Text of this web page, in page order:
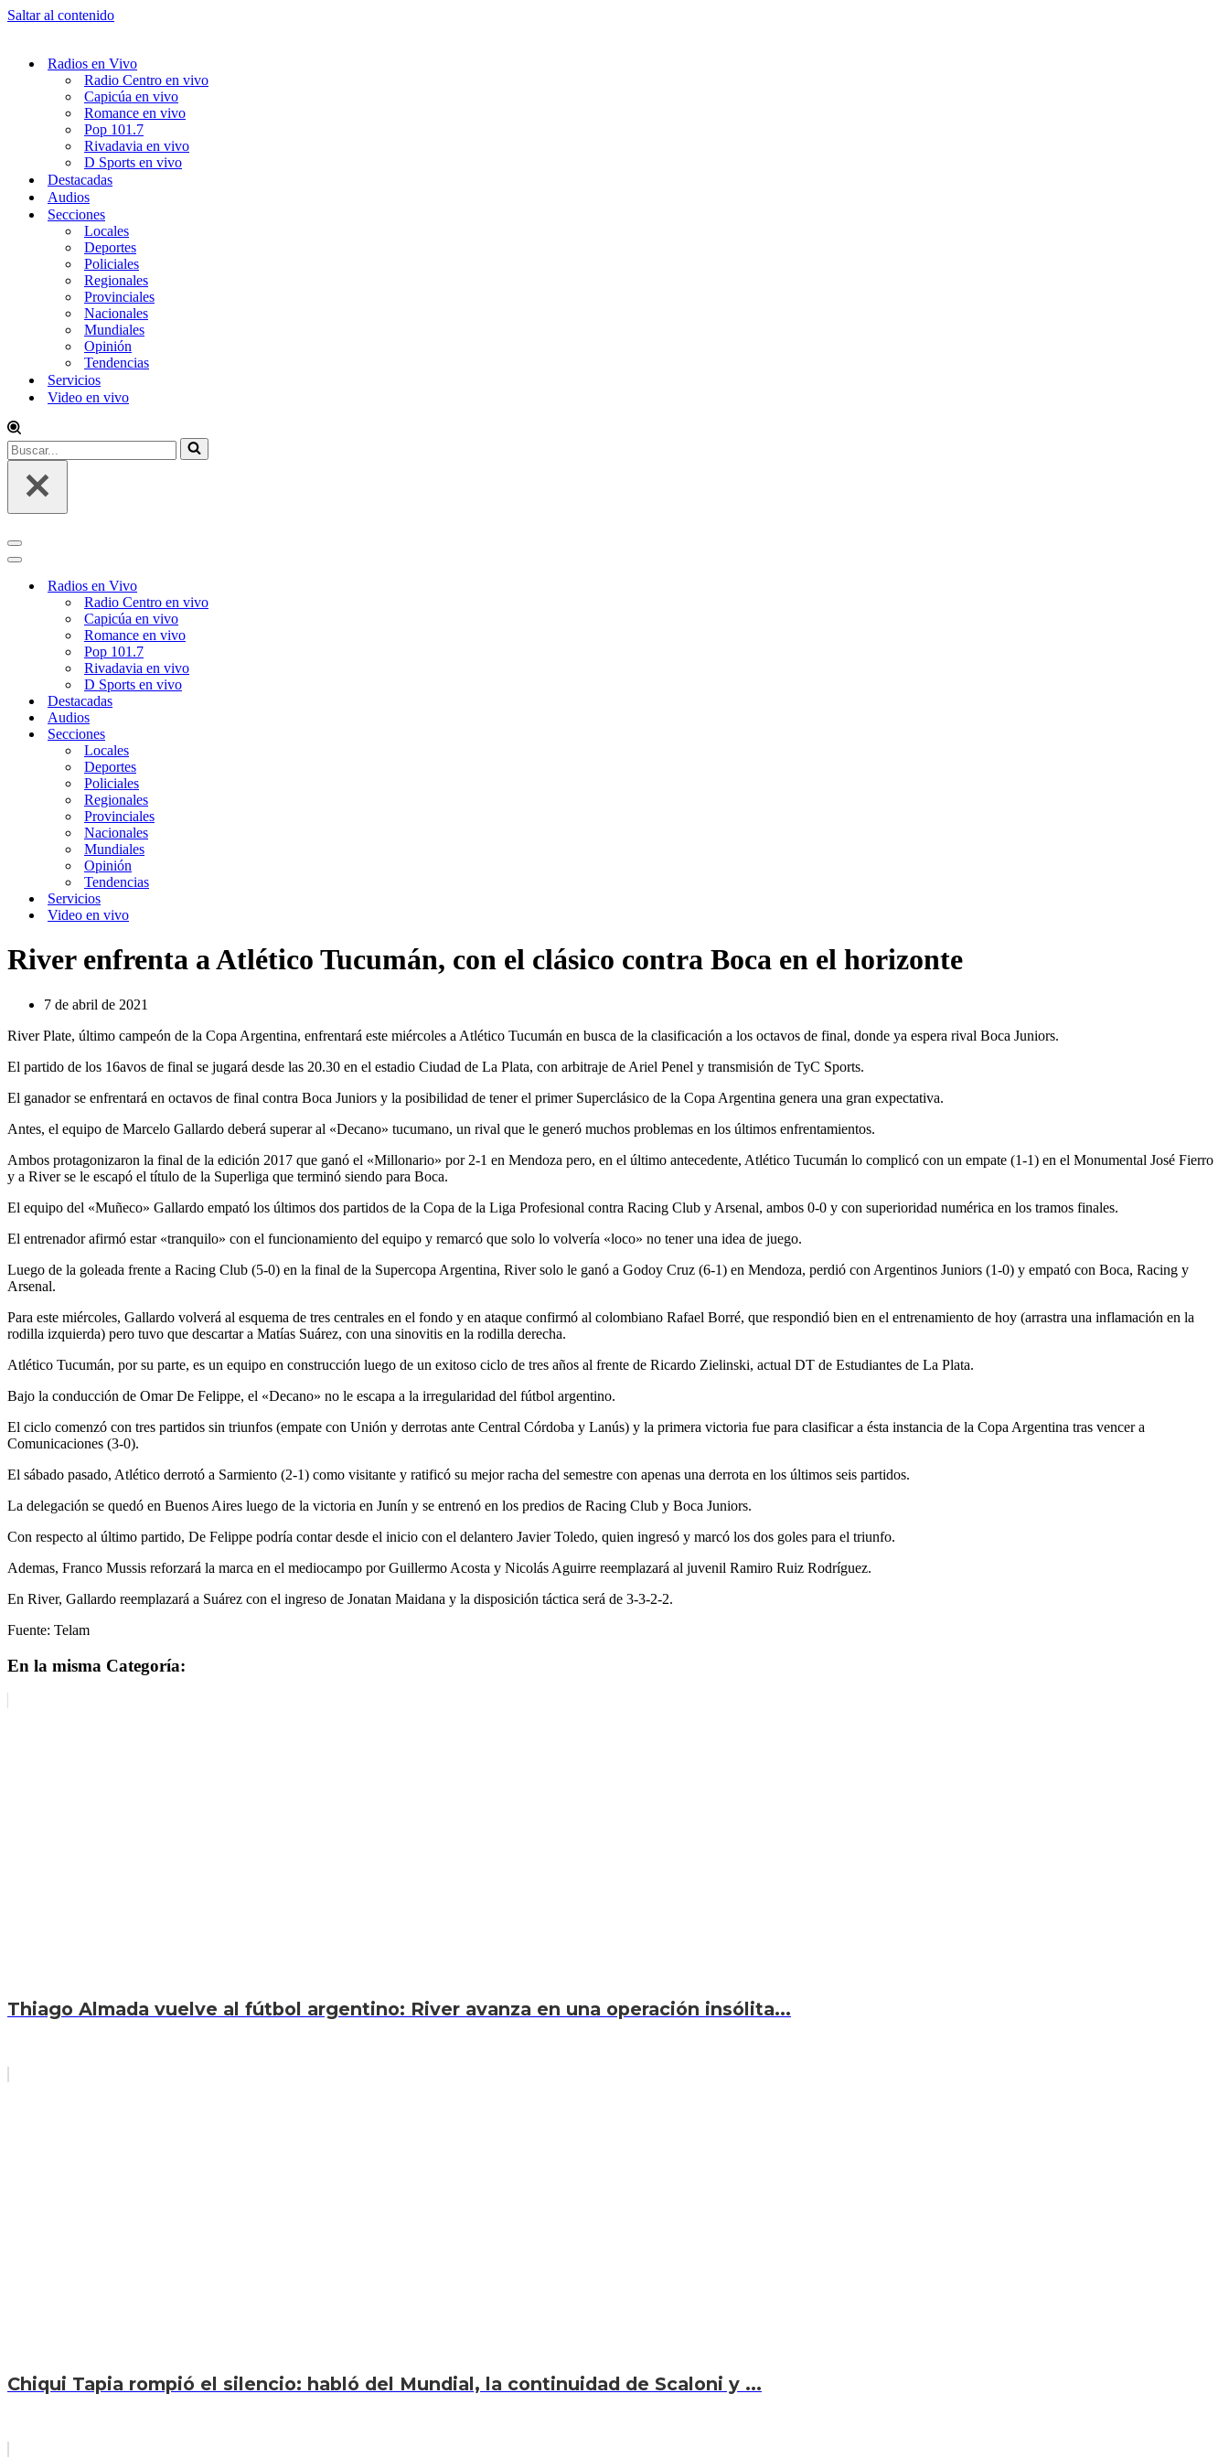
Saltar al contenido
Radios en Vivo
Radio Centro en vivo
Capicúa en vivo
Romance en vivo
Pop 101.7
Rivadavia en vivo
D Sports en vivo
Destacadas
Audios
Secciones
Locales
Deportes
Policiales
Regionales
Provinciales
Nacionales
Mundiales
Opinión
Tendencias
Servicios
Video en vivo
Buscar...
Menú
de
Menú
navegaciónRadios en Vivo
Radio Centro en vivo
Capicúa en vivo
Romance en vivo
Pop 101.7
Rivadavia en vivo
D Sports en vivo
Destacadas
Audios
Secciones
Locales
Deportes
Policiales
Regionales
Provinciales
Nacionales
Mundiales
Opinión
Tendencias
Servicios
Video en vivo
River enfrenta a Atlético Tucumán, con el clásico contra Boca en el horizonte
7 de abril de 2021
River Plate, último campeón de la Copa Argentina, enfrentará este miércoles a Atlético Tucumán en busca de la clasificación a los octavos de final, donde ya espera rival Boca Juniors.
El partido de los 16avos de final se jugará desde las 20.30 en el estadio Ciudad de La Plata, con arbitraje de Ariel Penel y transmisión de TyC Sports.
El ganador se enfrentará en octavos de final contra Boca Juniors y la posibilidad de tener el primer Superclásico de la Copa Argentina genera una gran expectativa.
Antes, el equipo de Marcelo Gallardo deberá superar al «Decano» tucumano, un rival que le generó muchos problemas en los últimos enfrentamientos.
Ambos protagonizaron la final de la edición 2017 que ganó el «Millonario» por 2-1 en Mendoza pero, en el último antecedente, Atlético Tucumán lo complicó con un empate (1-1) en el Monumental José Fierro
y a River se le escapó el título de la Superliga que terminó siendo para Boca.
El equipo del «Muñeco» Gallardo empató los últimos dos partidos de la Copa de la Liga Profesional contra Racing Club y Arsenal, ambos 0-0 y con superioridad numérica en los tramos finales.
El entrenador afirmó estar «tranquilo» con el funcionamiento del equipo y remarcó que solo lo volvería «loco» no tener una idea de juego.
Luego de la goleada frente a Racing Club (5-0) en la final de la Supercopa Argentina, River solo le ganó a Godoy Cruz (6-1) en Mendoza, perdió con Argentinos Juniors (1-0) y empató con Boca, Racing y
Arsenal.
Para este miércoles, Gallardo volverá al esquema de tres centrales en el fondo y en ataque confirmó al colombiano Rafael Borré, que respondió bien en el entrenamiento de hoy (arrastra una inflamación en la
rodilla izquierda) pero tuvo que descartar a Matías Suárez, con una sinovitis en la rodilla derecha.
Atlético Tucumán, por su parte, es un equipo en construcción luego de un exitoso ciclo de tres años al frente de Ricardo Zielinski, actual DT de Estudiantes de La Plata.
Bajo la conducción de Omar De Felippe, el «Decano» no le escapa a la irregularidad del fútbol argentino.
El ciclo comenzó con tres partidos sin triunfos (empate con Unión y derrotas ante Central Córdoba y Lanús) y la primera victoria fue para clasificar a ésta instancia de la Copa Argentina tras vencer a
Comunicaciones (3-0).
El sábado pasado, Atlético derrotó a Sarmiento (2-1) como visitante y ratificó su mejor racha del semestre con apenas una derrota en los últimos seis partidos.
La delegación se quedó en Buenos Aires luego de la victoria en Junín y se entrenó en los predios de Racing Club y Boca Juniors.
Con respecto al último partido, De Felippe podría contar desde el inicio con el delantero Javier Toledo, quien ingresó y marcó los dos goles para el triunfo.
Ademas, Franco Mussis reforzará la marca en el mediocampo por Guillermo Acosta y Nicolás Aguirre reemplazará al juvenil Ramiro Ruiz Rodríguez.
En River, Gallardo reemplazará a Suárez con el ingreso de Jonatan Maidana y la disposición táctica será de 3-3-2-2.
Fuente: Telam
En la misma Categoría:
Thiago Almada vuelve al fútbol argentino: River avanza en una operación insólita...
Chiqui Tapia rompió el silencio: habló del Mundial, la continuidad de Scaloni y ...